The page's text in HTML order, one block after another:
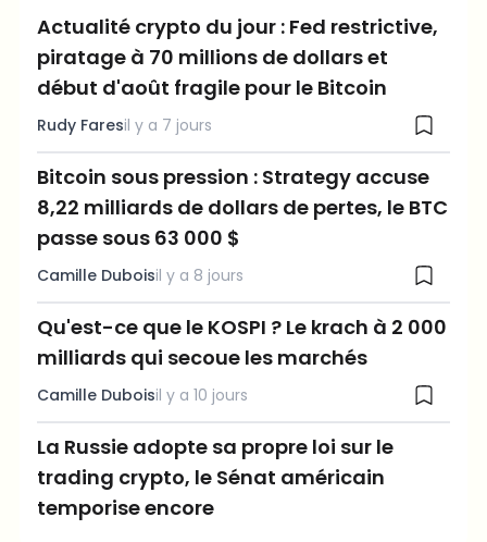
Actualité crypto du jour : Fed restrictive,
piratage à 70 millions de dollars et
début d'août fragile pour le Bitcoin
Rudy Faresil y a 7 jours
Bitcoin sous pression : Strategy accuse
8,22 milliards de dollars de pertes, le BTC
passe sous 63 000 $
Camille Duboisil y a 8 jours
Qu'est-ce que le KOSPI ? Le krach à 2 000
milliards qui secoue les marchés
Camille Duboisil y a 10 jours
La Russie adopte sa propre loi sur le
trading crypto, le Sénat américain
temporise encore